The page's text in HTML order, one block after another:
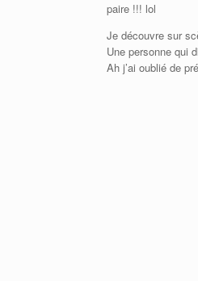
paire !!! lol
Je découvre sur
Une personne qui
Ah j’ai oublié de